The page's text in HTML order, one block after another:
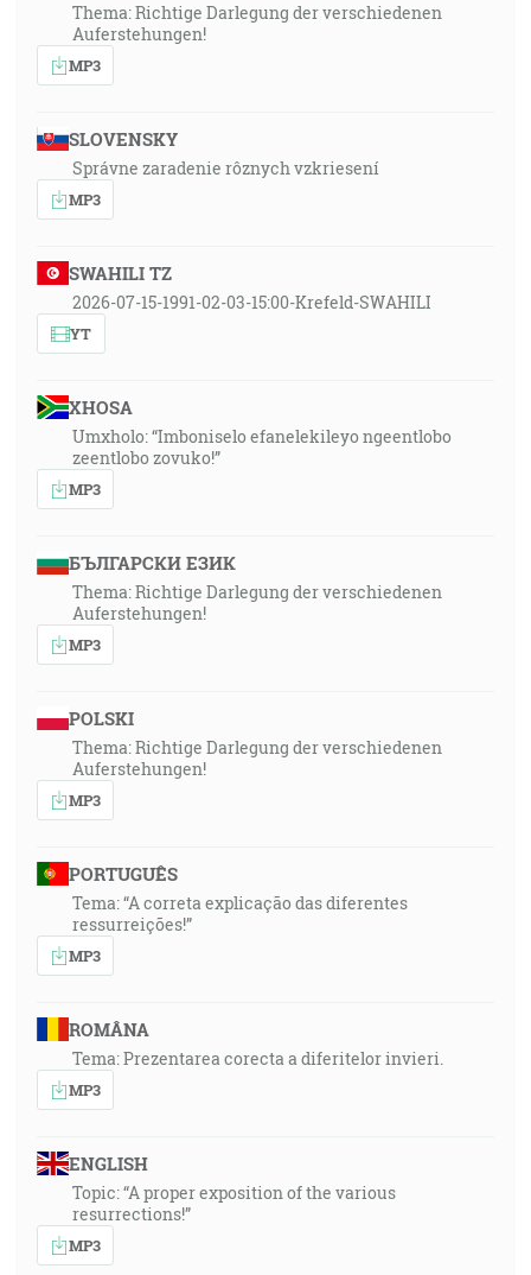
Thema: Richtige Darlegung der verschiedenen
Auferstehungen!
MP3
SLOVENSKY
Správne zaradenie rôznych vzkriesení
MP3
SWAHILI TZ
2026-07-15-1991-02-03-15:00-Krefeld-SWAHILI
YT
XHOSA
Umxholo: “Imboniselo efanelekileyo ngeentlobo
zeentlobo zovuko!”
MP3
БЪЛГАРСКИ ЕЗИК
Thema: Richtige Darlegung der verschiedenen
Auferstehungen!
MP3
POLSKI
Thema: Richtige Darlegung der verschiedenen
Auferstehungen!
MP3
PORTUGUÊS
Tema: “A correta explicação das diferentes
ressurreições!”
MP3
ROMÂNA
Tema: Prezentarea corecta a diferitelor invieri.
MP3
ENGLISH
Topic: “A proper exposition of the various
resurrections!”
MP3